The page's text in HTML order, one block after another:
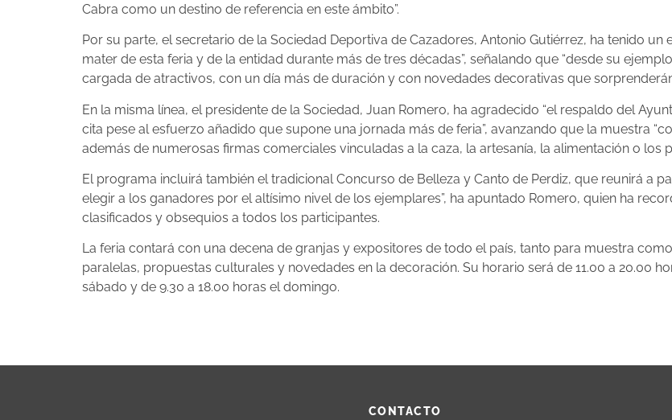
Cabra como un destino de referencia en este ámbito”.
Por su parte, el secretario de la Sociedad Deportiva de Cazadores, Antonio Gutiérrez, ha tenido
mater de esta feria y de la entidad durante más de tres décadas”, señalando que “desde su
cargada de atractivos, con un día más de duración y con novedades decorativas que
En la misma línea, el presidente de la Sociedad, Juan Romero, ha agradecido “el respaldo del
cita pese al esfuerzo añadido que supone una jornada más de feria”, avanzando que la muestra
además de numerosas firmas comerciales vinculadas a la caza, la artesanía, la alimentación o los
El programa incluirá también el tradicional Concurso de Belleza y Canto de Perdiz, que reunirá a
elegir a los ganadores por el altísimo nivel de los ejemplares”, ha apuntado Romero, quien ha
clasificados y obsequios a todos los participantes.
La feria contará con una decena de granjas y expositores de todo el país, tanto para muestra
paralelas, propuestas culturales y novedades en la decoración. Su horario será de 11.00 a 20.00
sábado y de 9.30 a 18.00 horas el domingo.
CONTACTO